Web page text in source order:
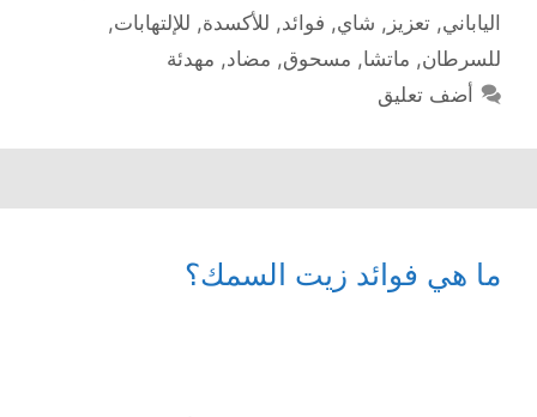
الياباني, تعزيز , شاي, فوائد, للأكسدة, للإلتهابات,
للسرطان, ماتشا, مسحوق, مضاد, مهدئة
أضف تعليق
ما هي فوائد زيت السمك؟